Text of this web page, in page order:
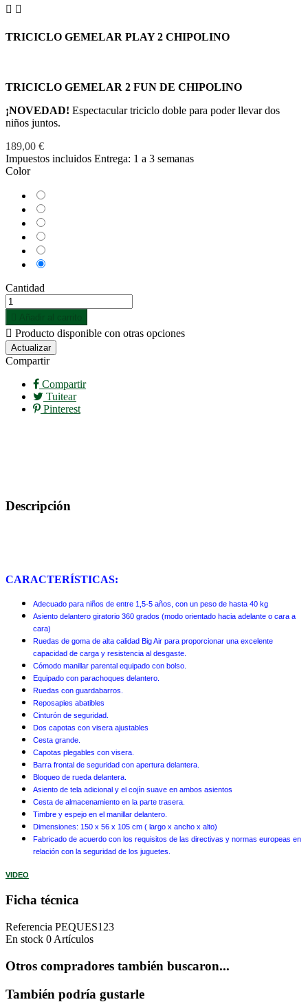
 
TRICICLO GEMELAR PLAY 2 CHIPOLINO
TRICICLO GEMELAR 2 FUN DE CHIPOLINO
¡NOVEDAD! Espectacular triciclo doble para poder llevar dos
niños juntos.
189,00 €
Impuestos incluidos Entrega: 1 a 3 semanas
Color
Cantidad
 Producto disponible con otras opciones
Compartir
Compartir
Tuitear
Pinterest
Descripción
CARACTERÍSTICAS:
Adecuado para niños de entre 1,5-5 años, con un peso de hasta 40 kg
Asiento delantero giratorio 360 grados (modo orientado hacia adelante o cara a
cara)
Ruedas de goma de alta calidad Big Air para proporcionar una excelente
capacidad de carga y resistencia al desgaste.
Cómodo manillar parental equipado con bolso.
Equipado con parachoques delantero.
Ruedas con guardabarros.
Reposapies abatibles
Cinturón de seguridad.
Dos capotas con visera ajustables
Cesta grande.
Capotas plegables con visera.
Barra frontal de seguridad con apertura delantera.
Bloqueo de rueda delantera.
Asiento de tela adicional y el cojín suave en ambos asientos
Cesta de almacenamiento en la parte trasera.
Timbre y espejo en el manillar delantero.
Dimensiones: 150 x 56 x 105 cm ( largo x ancho x alto)
Fabricado de acuerdo con los requisitos de las directivas y normas europeas en
relación con la seguridad de los juguetes.
VIDEO
Ficha técnica
Referencia PEQUES123
En stock 0 Artículos
Otros compradores también buscaron...
También podría gustarle